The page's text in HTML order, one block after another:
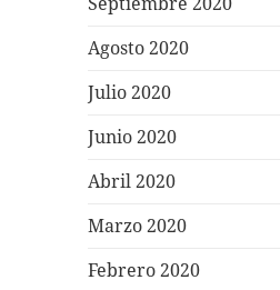
Agosto 2020
Julio 2020
Junio 2020
Abril 2020
Marzo 2020
Febrero 2020